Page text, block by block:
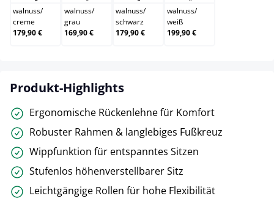
walnuss/
creme
179,90 €
walnuss/
grau
169,90 €
walnuss/
schwarz
179,90 €
walnuss/
weiß
199,90 €
Produkt-Highlights
Ergonomische Rückenlehne für Komfort
Robuster Rahmen & langlebiges Fußkreuz
Wippfunktion für entspanntes Sitzen
Stufenlos höhenverstellbarer Sitz
Leichtgängige Rollen für hohe Flexibilität